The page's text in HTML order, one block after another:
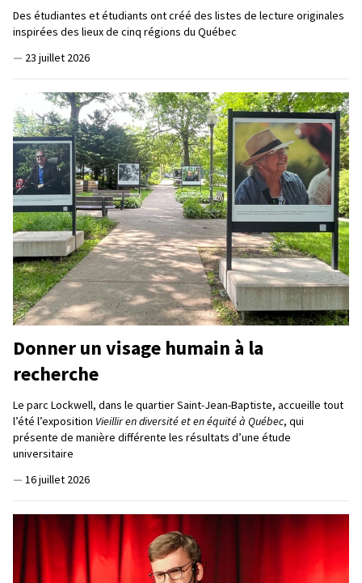
Des étudiantes et étudiants ont créé des listes de lecture originales
inspirées des lieux de cinq régions du Québec
— 23 juillet 2026
Donner un visage humain à la
recherche
Le parc Lockwell, dans le quartier Saint-Jean-Baptiste, accueille tout
l’été l’exposition Vieillir en diversité et en équité à Québec, qui
présente de manière différente les résultats d’une étude
universitaire
— 16 juillet 2026